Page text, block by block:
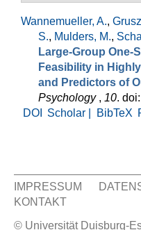
Wannemueller, A.,
S., Mulders, M.,
Large-Group One-
Feasibility in
and Predictors of
Psychology , 10.
DOI
Scholar | BibTeX
Sekundär Menü
IMPRESSUM
KONTAKT
© Universität Duisburg-